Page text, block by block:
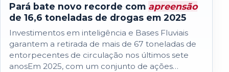
Pará bate novo recorde com apreensão
de 16,6 toneladas de drogas em 2025
Investimentos em inteligência e Bases Fluviais
garantem a retirada de mais de 67 toneladas de
entorpecentes de circulação nos últimos sete
anosEm 2025, com um conjunto de ações…